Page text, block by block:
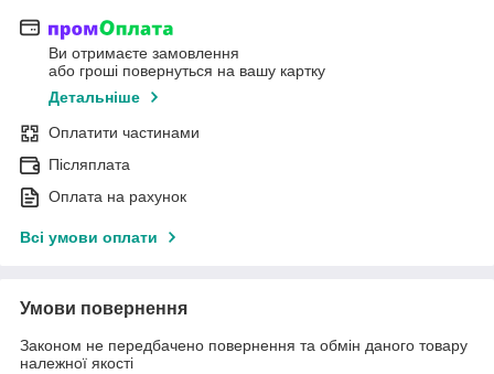
Ви отримаєте замовлення
або гроші повернуться на вашу картку
Детальніше
Оплатити частинами
Післяплата
Оплата на рахунок
Всі умови оплати
Умови повернення
Законом не передбачено повернення та обмін даного товару
належної якості